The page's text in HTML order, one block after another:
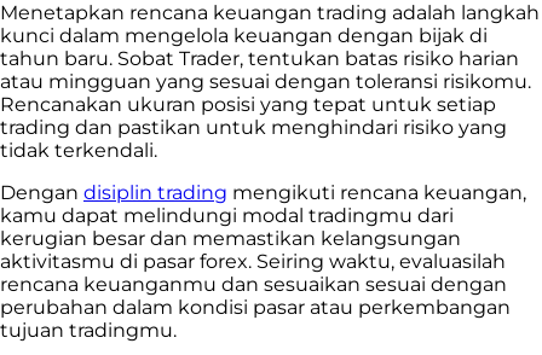
Menetapkan rencana keuangan trading adalah langkah
kunci dalam mengelola keuangan dengan bijak di
tahun baru. Sobat Trader, tentukan batas risiko harian
atau mingguan yang sesuai dengan toleransi risikomu.
Rencanakan ukuran posisi yang tepat untuk setiap
trading dan pastikan untuk menghindari risiko yang
tidak terkendali.
Dengan disiplin trading mengikuti rencana keuangan,
kamu dapat melindungi modal tradingmu dari
kerugian besar dan memastikan kelangsungan
aktivitasmu di pasar forex. Seiring waktu, evaluasilah
rencana keuanganmu dan sesuaikan sesuai dengan
perubahan dalam kondisi pasar atau perkembangan
tujuan tradingmu.